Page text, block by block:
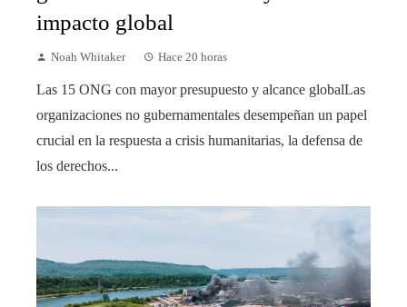
impacto global
Noah Whitaker Hace 20 horas
Las 15 ONG con mayor presupuesto y alcance globalLas
organizaciones no gubernamentales desempeñan un papel
crucial en la respuesta a crisis humanitarias, la defensa de
los derechos...